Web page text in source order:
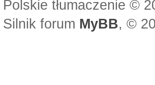
Polskie tłumaczenie ©
Silnik forum MyBB, ©